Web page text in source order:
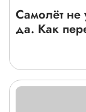
Самолёт не
да. Как